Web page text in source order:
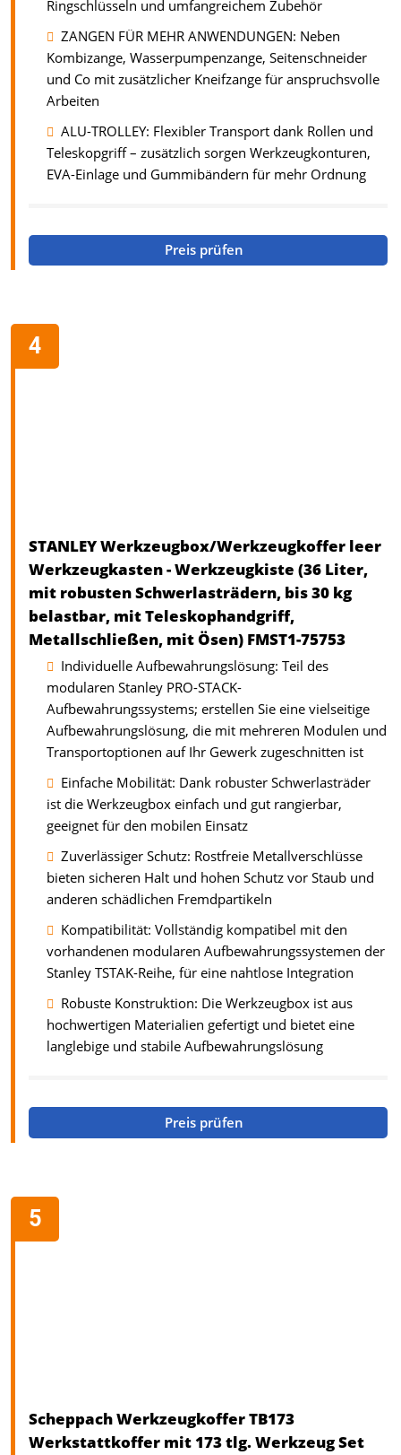
Ringschlüsseln und umfangreichem Zubehör
ZANGEN FÜR MEHR ANWENDUNGEN: Neben
Kombizange, Wasserpumpenzange, Seitenschneider
und Co mit zusätzlicher Kneifzange für anspruchsvolle
Arbeiten
ALU-TROLLEY: Flexibler Transport dank Rollen und
Teleskopgriff – zusätzlich sorgen Werkzeugkonturen,
EVA-Einlage und Gummibändern für mehr Ordnung
Preis prüfen
STANLEY Werkzeugbox/Werkzeugkoffer leer
Werkzeugkasten - Werkzeugkiste (36 Liter,
mit robusten Schwerlasträdern, bis 30 kg
belastbar, mit Teleskophandgriff,
Metallschließen, mit Ösen) FMST1-75753
Individuelle Aufbewahrungslösung: Teil des
modularen Stanley PRO-STACK-
Aufbewahrungssystems; erstellen Sie eine vielseitige
Aufbewahrungslösung, die mit mehreren Modulen und
Transportoptionen auf Ihr Gewerk zugeschnitten ist
Einfache Mobilität: Dank robuster Schwerlasträder
ist die Werkzeugbox einfach und gut rangierbar,
geeignet für den mobilen Einsatz
Zuverlässiger Schutz: Rostfreie Metallverschlüsse
bieten sicheren Halt und hohen Schutz vor Staub und
anderen schädlichen Fremdpartikeln
Kompatibilität: Vollständig kompatibel mit den
vorhandenen modularen Aufbewahrungssystemen der
Stanley TSTAK-Reihe, für eine nahtlose Integration
Robuste Konstruktion: Die Werkzeugbox ist aus
hochwertigen Materialien gefertigt und bietet eine
langlebige und stabile Aufbewahrungslösung
Preis prüfen
Scheppach Werkzeugkoffer TB173
Werkstattkoffer mit 173 tlg. Werkzeug Set